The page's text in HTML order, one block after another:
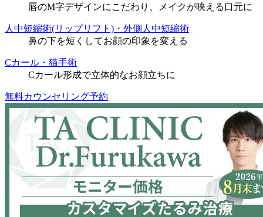
唇のM字デザインにこだわり、メイクが映える口元に
人中短縮術(リップリフト)・外側人中短縮術
鼻の下を短くしてお顔の印象を変える
Cカール・猫手術
Cカール形成で立体的なお顔立ちに
無料カウンセリング予約